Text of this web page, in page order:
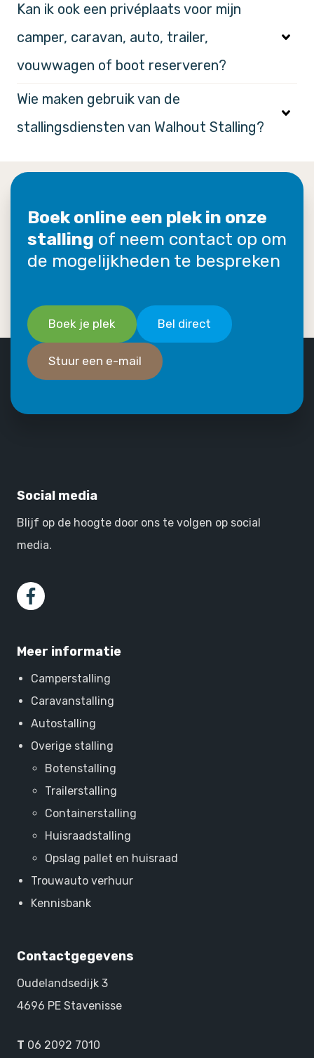
Kan ik ook een privéplaats voor mijn
camper, caravan, auto, trailer,
vouwwagen of boot reserveren?
Wie maken gebruik van de
stallingsdiensten van Walhout Stalling?
Boek online een plek in onze
stalling of neem contact op om
de mogelijkheden te bespreken
Boek je plek Bel direct
Stuur een e-mail
Social media
Blijf op de hoogte door ons te volgen op social
media.
Meer informatie
Camperstalling
Caravanstalling
Autostalling
Overige stalling
Botenstalling
Trailerstalling
Containerstalling
Huisraadstalling
Opslag pallet en huisraad
Trouwauto verhuur
Kennisbank
Contactgegevens
Oudelandsedijk 3
4696 PE Stavenisse
T 06 2092 7010